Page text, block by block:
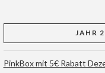
JAHR
PinkBox mit 5€ Rabatt